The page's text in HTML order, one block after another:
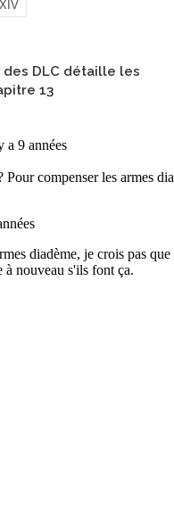
des DLC détaille les
13